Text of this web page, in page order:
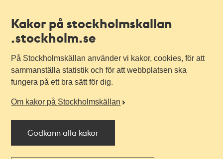
Kakor på stockholmskallan
.stockholm.se
På Stockholmskällan använder vi kakor, cookies, för att
sammanställa statistik och för att webbplatsen ska
fungera på ett bra sätt för dig.
Om kakor på Stockholmskällan
Godkänn alla kakor